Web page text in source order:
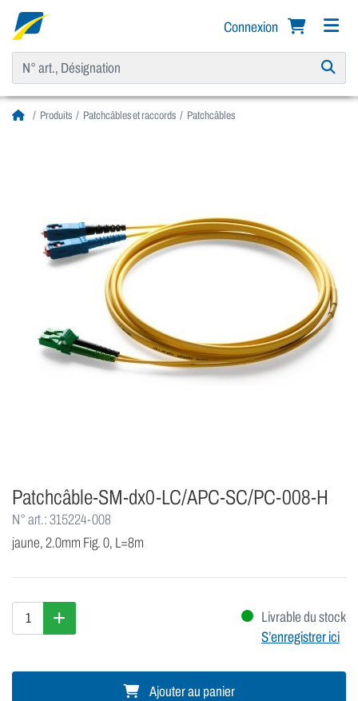
Connexion
Produits Patchcâbles et raccords Patchcâbles
Patchcâble-SM-dx0-LC/APC-SC/PC-008-H
N° art.: 315224-008
jaune, 2.0mm Fig. 0, L=8m
Livrable du stock
S’enregistrer ici
Ajouter au panier